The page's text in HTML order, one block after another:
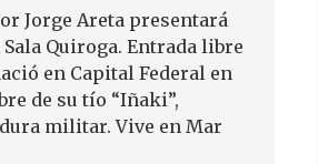
Jorge Areta presentará
Quiroga. Entrada libre
en Capital Federal en
de su tío “Iñaki”,
militar. Vive en Mar